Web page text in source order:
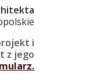
i
z jego